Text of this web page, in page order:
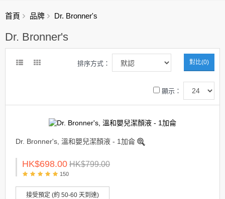
首頁 品牌 Dr. Bronner's
Dr. Bronner's
對比(0)
排序方式：
顯示：
Dr. Bronner's, 溫和嬰兒潔顏液 - 1加侖
HK$698.00 HK$799.00
150
接受預定 (約 50-60 天到達)